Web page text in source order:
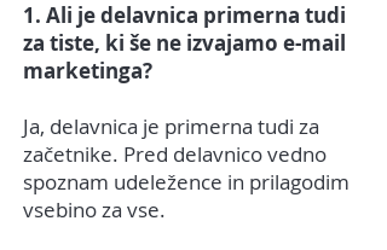
1. Ali je delavnica primerna tudi
za tiste, ki še ne izvajamo e-mail
marketinga?
Ja, delavnica je primerna tudi za
začetnike. Pred delavnico vedno
spoznam udeležence in prilagodim
vsebino za vse.